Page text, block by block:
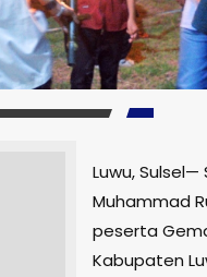
Luwu, Sulsel—
Muhammad
peserta
Kabupaten